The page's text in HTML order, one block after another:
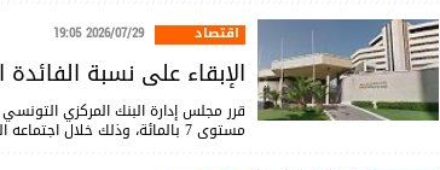
اقتصاد 2026/07/29 19:05
الإبقاء على نسبة الفائدة
قرر مجلس إدارة البنك المركزي
مستوى 7 بالمائة، وذلك خلال اجتماعه اليوم الأربعاء 29 جويلية 2026.